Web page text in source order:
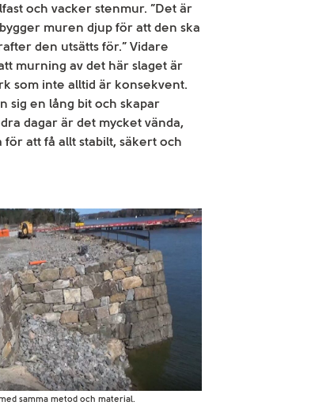
och vacker stenmur. ”Det är
muren djup för att den ska
den utsätts för.” Vidare
murning av det här slaget är
som inte alltid är konsekvent.
sig en lång bit och skapar
dagar är det mycket vända,
att få allt stabilt, säkert och
samma metod och material.